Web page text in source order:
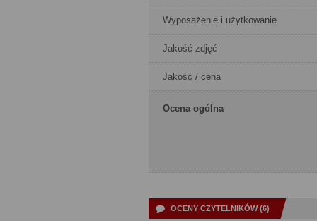
Wyposażenie i użytkowanie
Jakość zdjęć
Jakość / cena
Ocena ogólna
OCENY CZYTELNIKÓW (6)